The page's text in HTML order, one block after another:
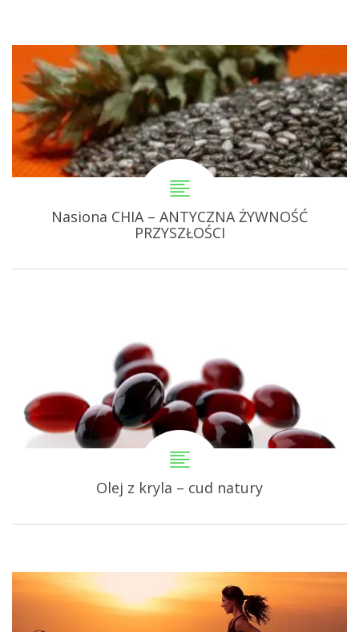
Nasiona CHIA – ANTYCZNA ŻYWNOŚĆ
PRZYSZŁOŚCI
Olej z kryla – cud natury